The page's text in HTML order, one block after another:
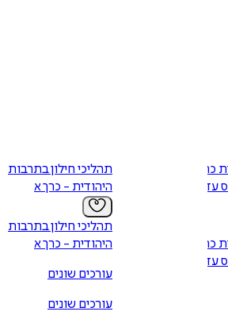
כרך
עד
כרך
עד
תהליכי חילון בתרבות
היהודית - כרך א
תהליכי חילון בתרבות
היהודית - כרך א
עורכים שונים
עורכים שונים